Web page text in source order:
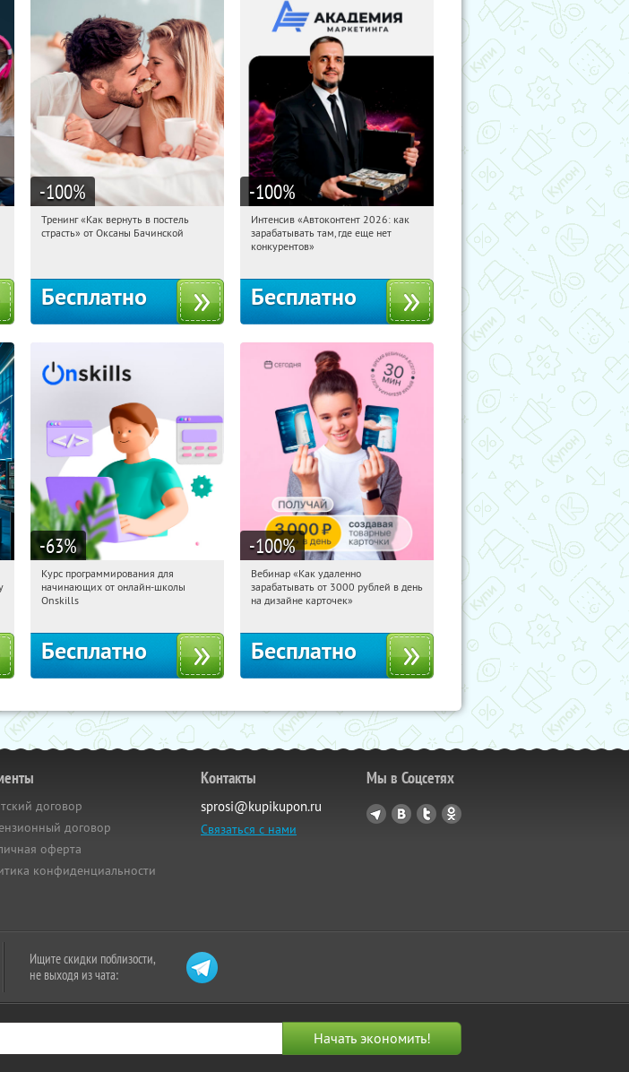
-100%
03:38:06 Получили:
Тренинг «Как вернуть в постель
страсть» от Оксаны Бачинской
Бесплатно
-100%
03:38:06 Получили:
Россия
Интенсив «Автоконтент 2026: как
зарабатывать там, где еще нет
конкурентов»
Бесплатно
-63%
03:38:06 Получили:
Россия
Курс программирования для
начинающих от онлайн-школы
Onskills
Бесплатно
-100%
03:38:06 Получили:
Россия
Вебинар «Как удаленно
зарабатывать от 3000 рублей в день
на дизайне карточек»
Бесплатно
договор
договор
оферта
конфиденциальности
Контакты
sprosi@kupikupon.ru
Связаться с нами
Мы в Соцсетях
Ищите скидки поблизости,
не выходя из чата: